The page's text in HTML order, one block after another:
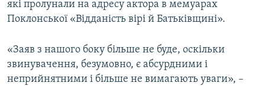
які пролунали на адресу актора в мемуарах
Поклонської «Відданість вірі й Батьківщині».
«Заяв з нашого боку більше не буде, оскільки
звинувачення, безумовно, є абсурдними і
неприйнятними і більше не вимагають уваги», –